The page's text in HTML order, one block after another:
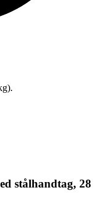
stålhandtag, 28